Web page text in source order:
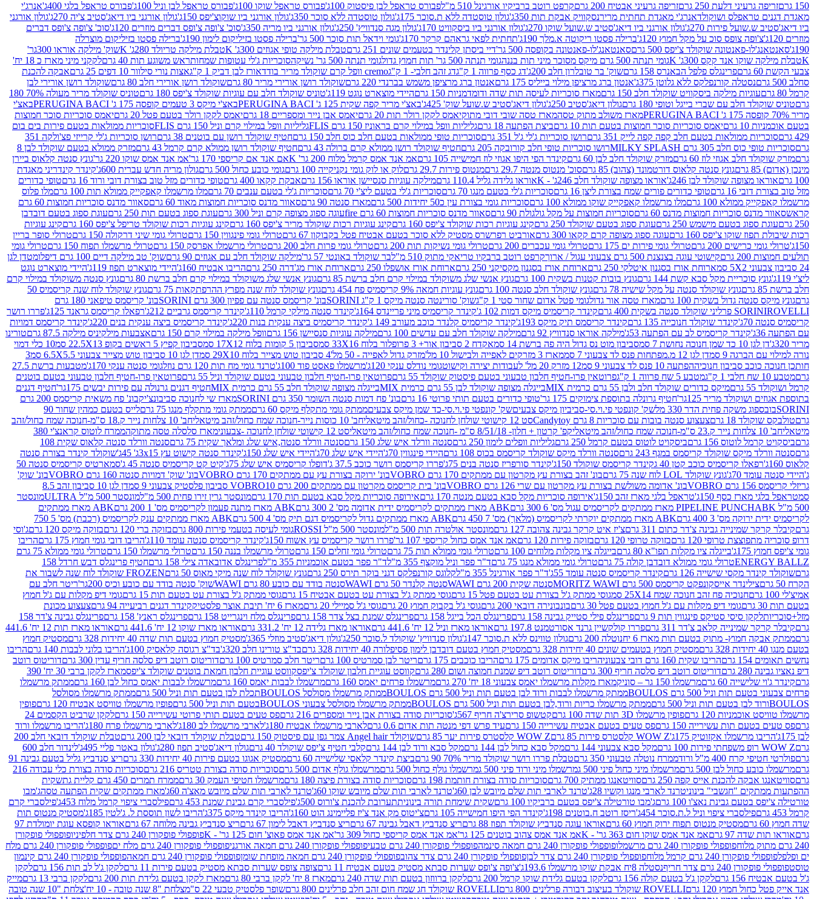
150 גרם
זריפה גרעיני דלעת 250 גרם זריפה גרעיני אבטיח 200 גרם קרפט רוטב ברביקיו אורגינל 510 מ"ל פבורס טראפל לבן פיסטוק 100ג' פבורס טראפל שוקו 100ג' פבורס טראפל לבן וניל 100ג' פבורס טראפל בלגי 400ג'
אנרג'י
מאגדת דגנים טראפלס ושוקולדאנרג'י מאגדת תחתית מרירנסקוויק אבקת תות 350ג' גולון טוסטדה ללא ת.סוכר 175ג' גולון טוסטדה ללא סוכר 350ג' גולון אורגני ביו שוקוצ'יפס 150ג' גולון אורגני ביו דיאג'סטיב צ'יה 270ג'
גולון אורגני
ביו דיאג'סטיב ש.שועל פירות 270ג'
גולון אורגני ביו דיאג'סטיב ש.שועל שוקו 270ג' גולון אורגני ביו ביסקוויט 170ג' גולון מגה סנדוויץ' 250ג' גולון אורגני ביו מריה 350ג' סוכ' צ'ופה צ'ופס דברים מוזרים 120ג'
סוכ' צ'ופה צ'ופס דברים
מוזרים 120ג'
צ'ופה צופס סוכ על מקל חמוץ 120ג' ברילה פסטו ריקוטה א.מלך 190ג' תחתית לפאי גראהם קרקר 170ג' גומי וידאל תות סוכר 500 גר' ברילה פסטו בזיליקום לימון 190ג'
ברילה פסטו בזיליקום מוצרלה
190ג' סאנטאנג'לו-פאנטונה שוקולד צ'יפס 500 גרם סאנטאנג'לו-פאנטונה בקופסה 500 גר' דיי ביסתן קלינדר בטעמים שונים 251 גרם טבלת מילקה טופי אגוזים 300ג' K טבלת מילקה טריולד 280ג' K
שוק' מילקה אוראו 300גר'
Kטבלת מילקה שוקו אנד קקס 300ג' K גומי תנתה 500 גרם מיקס מסוכר מיני תות בננה גומי תנתה 500 גר' תות חמוץ גדול גומי תנתה 500 גר' נשיקה סוכריות ג'לי עטופות שמחותראש משוגע תות 40 גרם
לקקני מיני מארז כ 18 יח'
צבעי הקשת 60 גרם
פרינגלס פלפל הבאנרס 158 גרם שוק' בר טובלרון חלב 200ג' דג כסף פרווה 1 ק"ג דג זהב חלבי- 1 ק"ג cremo וופל קרם שוקולד מריר בודד אורז לבן דביק 1 ק"ג אצות נורי סילוור 10 דפים 25 גרם
אבקה להכנת
סחלב 500 גרם
נסטלה קורנפלקס ללא גלוטן 375ג' אנטון ברג מרציפן מילוי בייליס 175 גרם אנטון ברג מרציפן משמש בברנדי 220 גרם שוקולד רושן אורירי מריר 80 גרם שוקולד רושן אורירי חלב 80 גרם
שוקולד רושן אורירי לבן
קרמל 80 גרם
עוגיות מילקה ביסקוויט שוקולד חלב 150 גרם מארז סוכריות לעיסה תות שדה ודומדמניות 150 גרם היידי מוצארט נוגט 119ג' טוניס שוקולד חלב עם עוגיות שוקולד צ'יפס 180 גרם
טוניס שוקולד מריר מעולה 70% 180
גרםטוניס שוקולד חלב עם שברי בייגל וטופי 180 גרם גולון דיאג'סטיב 250ג' גולון דיאג'סטיב ש.שועל שוק' 425ג' באצ'י מריר קפה שקית 125 ג' PERUGINA BACI באצ'י מיקס 3 טעמים קופסה 175 ג' PERUGINA BACI
באצ'י
מריר 70% קופסה 175 ג' PERUGINA BACI
מארז משולב מתוק טסהמארז טסה שובי דובי מתוקיאמס לקקן רולר תות 20 גרם יאמס אבן נייר ומספריים 18 גרם יאמס לקקן רולר בטעם פטל 20 גרם
יאמס סוכריות סוכר חמוצות
בטעם אוכמניות 10 גרם
יאמס סוכריות סוכר חמוצות בטעם תות 10 גרם ביצת הפתעה 18 גרם גליליות וופל במילוי קרם בראוניז 150 גרם FLIS גליליות וופל במילוי קרם וניל 150 גרם FLIS
סוכריות ממולאות בטעם פירות בים בום
429 גרם
סוכריות ממולאות בטעם חלב קפה קפה לייק 351 גרם רושן סוכריות ג'לי ג'ל 351 גרם סוכריות טופי ממולאות בטעם חלב כוס חלב 150 גרם חטיף שוקולד רושן עם בוטנים 38 גרם
רושן סוכריות ג'לי קרייזי פצ'ולקה 351
גרםסוכריות טופי כוס חלב 305 גרם MILKY SPLASH רושו סוכריות טופי חלב קורובקה 205 גרם חטיף שוקולד רושן ממולא קרם ברולה 43 גרם חטיף שוקולד רושן ממולא קרם קרמל 43 גרם
מזרק ממולא בטעם שוקולד לבן 8
גרםמזרק שוקולד חלב אגוזי לוז 60 גרם מזרק שוקולד חלב לבן 60 גרם קינדר הפי היפו אגוזי לוז חמישייה 105 גרם אמ אנד אמס קרמל מלוח 200 גר' K אם אנד אם קריספי 170 גר' אמ אנד אמס שוקו 220 גר'
גונץ סנטה קלאוס ביירן
מינכן (אדום) 85 גרם
גונץ סנטה קלאוס דורטמונד (צהוב) 85 גרם סוכ' מנטוס מנטה 29.7 גרם מנטוס פירות 29.7 גרם לוק או לוק גומי נקניקייה 100 גרם גומי כובע כחול 500 גרם גולון מריה חדש עברית 600ג'
קינדר קינדריני מאגדת
100 גרם
אוראו מצופה שוקולד לבן 246ג' אוראו מצופה שוקולד חלב 246ג' - K אוראו גלידה גליל 110.4 גרם מילקה עוגיות סנסיישן אוראו 156 גרם אבקת קקאו 400 גרם טופי כדורים מזל טוב בצורת דובי ורוד 16 גרם
טופי כדורים
מזל טוב בצורת דובי 16 גרם
טופי כדורים פורים שמח בצורת ליצן 16 גרם סוכריות ג'לי בטעם מנגו 70 גרם סוכריות ג'לי בטעם ליצ'י 70 גרם סוכריות ג'לי בטעם ענבים 70 גרם מלו מרשמלו קאפקייק ממולא תות 100 גרם
מלו פלוס
מרשמלו קאפקייק ממולא 100 גרם
מלו מרשמלו קאפקייק שוקו ממולא 100 גרם סוכריות גומי בצורת עין כ50 יחידות 500 גרם מארז סנטה 90 גרם סאוור מדנס סוכריות חמוצות מאוד 60 גרם
סאוור מדנס סוכריות חמוצות 60 גרם
קראשסאוור מדנס סוכריות חמוצות מדנס 60 גרם סוכריות חמוצות על מקל גולגולת 90 גרם סאוור מדנס סוכריות חמוצות 60 גרם fire עוגה ספוג מצופה קרם וניל 300 גרם עוגת ספוג בטעם תות 250 גרם
עוגת ספוג בטעם דובדבן
250 גרם
עוגת ספוג בטעם מישמש 250 גרם עוגת ספוג בטעם שוקולד 250 גרם קינג עוגיות רכות שוקולד צ'יפס 160 גרם קינג עוגיות רכות שוקולד מריר צ'יפס 160 גרם קינג עוגיות רכות שוקולד טריפל צ'יפס 160 גרם
קינג עוגיות
רכות שיבולת תפוז שוקו צ'יפס 160 גרם
עוגה ספוג מצופה קרם קקאו 300 גרם אורביט רפרשרס מסטיק ללא סוכר בטעם אבטיח פטל בקבוקון 67 גרם טרולי גומי פינגווין 150 גרם טרולי גומי שיני דרקולה 150 גרם
טרולי סופר בריין
150ג' טרולי גומי כרישים 200 גרם טרולי גומי פירות ים 175 גרם טרולי גומי עכברים 200 גרם טרולי גומי נשיקות תות 200 גרם טרולי גומי פרות חלב 200 גרם טרולי מרשמלו אפרסק 150 גרם טרולי מרשמלו תפוח 150 גרם
טרולי גומי
תולעים חמוצות 200 גרם
קישוטי עוגה בצנצנת 500 גרם צבעוני עגול / ארוך קרפט רוטב ברבקיו טריאקי מתוק 510 מ"ל בר שוקולד באונטי 57 גר' מילקה שוקולד חלב עם אגוזים 90 גרם שוק' טב מילקה דיים 100 גרם דיפלומט
דן לגן
24 סביבון צבעוני 5X2 סמ
ארוחת אורז בסגנון איטלקי 250 גרם ארוחת אורז בסגנון מקסיקני 250 גרם ארוחת אורז אושפלו 250 גרם ארוחת אורז מג'דרה 250 גרם הריבו אבטיח 160ג' היידי מוצארט תפוז 119ג'
היידי מוצארט נוגט
ליצ'י 119ג'
גונץ סוכריית מקל סבא קשת 144 גרם גונץ בובות קטנות בשקית 100 גרם גונץ אנשי שלג משוקולד במילוי קרם חלב ברשת 85 גרם גונץ אנשי שלג משוקולד במילוי קרם חלב ברשת 80 גרם
גונץ סנטה משוקולד במילוי קרם
חלב ברשת 85 גרם
גונץ שוקולד סנטה על מקל שישיה 78 גרם גונץ שוקולד חלב סנטה 100 גרם גונץ עוגיות חמאה 9% קריסמיס פח 454 גרם גונץ שוקולד לוח שנה מפרץ ההרפתקאות 75 גרם
גונץ שוקולד לוח שנה קריסמיס 50
גרםגונץ מיקס סנטה גדול בשקית 100 גרם מארז טסה אור גדולגומי פטל אדום שחור סטי 1 ק"ג שוק' סורינטה סנטה מיקס 1 ק"ג SORINI בונ' קריסמס סנטה עם פפיון 300 גרם SORINI
בונ' קריסמס טיפאני 180 גרם
SORINIROVELLI פרליני שוקולד סנטה בשקית 400 גרם קינדר קריסמיס מיקס דמות 102 ג' קינדר קריסמיס מיני פריינדס 164ג' קינדר סנטה מילקי קרמל 110ג' קינדר קריסמס גרביים 212ג' רפאלו קריסמס גראנד 125ג'
פררו רושר
קריסמיס סנטה 70ג'
קינדר שוקולד חנוכייה 135 גרם קינדר קריסמס תיק מיקס 193ג' קינדר קריסמיס קלנדר כוכב מעורב 149 ג' קינדר קריסמיס ביצה ענקית בנות 220ג' קינדר קריסמיס ביצה ענקית בנים 220ג'
קינדר קריסמס דמויות
עם הפתעה 36ג'
קינדר קריסמיס לב עם הפתעה 53ג' מילקה אוראו סנדוויץ 92 גרם מילקה שוקולד חלב עם עדשים 100 גרם מילקה עוגיות סנסיישן 156 גרם וופל מילקה במילוי קרם 150 גרם אצבעות מילקיניס מילקה 87.5 גרם
טורינו
מריר 320ג'
דן לגן 10 כד שמן חנוכה נחושת 7 סמ סביבון מוט נס גדול היה פה ברשת 14 סמ אקדח 2 סביבון אור+ 3 פרופלור בלוח 33X16 סמ סביבון 5 קומות בלוח 17X12 סמ סביבון קפיץ 5 ראשים בקופ 22.5X13 סמ
10 כלי דמוי
נורה למילוי עם הברגה 9 סמ
דן לגן 12 מ.מפתחות פנס לד צבעוני 7 סמ מארז 3 מזרקים לאפייה ולבישול 10 מל' מזרק גדול לאפייה - 50 מל' 4 סביבון טוש מצייר בלוח 29X10 סמ דן לגן 10 סביבון טוש מצייר צבעוני 6.5X5.5 סמ
3
חותכן חנוכה כוכב סביבון חנוכיההפתעה 10 פנס לד צבעוני 9 סמ 12 מזרק 20 מל' לעבודות יצירה וקישוט גומי נודלס ענקי 120ג' מרשמלו פאסט פוד 100ג' טרנד גומי מח תות 120 גרם נוזל גומי סנטה ענקי 170ג'
מטבעות ברשת 27.5
גרםמטבע 10 שח חלבי 1 ק"ג מטבע 5 שח פרווה 1 ק"ג פרוטאין פרו-חטיף חלבון טבעוני בטעם פיסטוק שוקולד 55 גרם פרוטאין פרו-חטיף חלבון טבעוני בטעם שוקולד וניל 55 גרם
פרוטאין פרו-חטיף חלבון טבעוני בטעם בוטנים
קרמל ושוקולד 55 גרם
מיקס כדורים שוקולד חלב ולבן 55 גרם כרמית MIX בייגלה מצופה שוקולד לבן 55 גרם כרמית MIX בייגלה מצופה שוקולד חלב 55 גרם כרמית MIX חטיף דגנים גרנולה עם פירות יבשים 175גר'
חטיף דגנים
בתוספת אגוזים ושוקולד מריר 125גר'
חטיף גרונלה בתוספת צימוקים 175 גר' טופי כדורים בטעם תותי פרוטי 16 גרם בונ' פח דמות סנטה השומר 350 גרם SORINI מארז שי לחנוכה סביבונצ'יק
בונ' פח משאית קריסמס 200 גרם
SORINIבובספוג משקה פחית הדר 330 מל שק' קונפטי פי.וי.סי-סביביון מיקס צבעיםשק' קונפטי פי.וי.סי-כד שמן מיקס צבעיםממתק גומי מתקלף מיקס 60 גרם ממתק גומי מתקלף מנגו 75 גרם
לייס בטעם כמהין שחור 90
גרםטולבקס שוקולד 18 גרם צעצוע סנטה בובות עם סוכריות 8 גרם Candytoy סט 12 קישוטי שולחן לחנוכה -כחול/זהב מיטאלי חב' 10 כוסות נייר-חנוכה שמח כחול/זהב מיטאלי
חב' 10 צלחות נייר ק.18 ס"מ-חנוכה שמח כחול/זהב
מיטאליחב' 10 צלחות נייר ק.23 ס"מ-חנוכה שמח כחול/זהב מיטאלי קפ' קרטון + חלון- 8/51/18 ס"מ -חנוכה שמח כחול/זהב מיטאלי סט 12 קישוטי שולחן לחנוכה -צבעוני מארז סלסלה טסה מתוקה
ממרח לוטוס קראנצ'י 380
גרםביסקויט קרמל לוטוס 156 גרם ביסקויט לוטוס בטעם קרמל 250 גרם גליליות וופלים לימון 250 גרם סנטה וורלד איש שלג 150 גרם סנטה וורלד סנטה,איש שלג ומלאך שקית 75 גרם
סנטה וורלד סנטה קלאוס שקית 108
גרםסנטה וורלד מיקס שוקולד קריסמס במגף 243 גרם סנטה וורלד מיקס שוקולד קריסמס בכוס 108 גרם היידי פינגווין 70ג' היידי איש שלג 70ג' היידי איש שלג 150ג' קינדר סנטה קישוט עץ 3x15ג' 45ג'
שוקולד קינדר בצורת סנטה
קלאוס 160ג'
רפאלו קריסמיס כוכב קטן 40 ג קינדר קריסמס שוקולד 150ג' קינדר סורפריז סנטה בנים 75ג' פררו קריסמס רושר כוכב 37.5 ג' דופלו קריסמיס איש שלג 75ג' קיט קט קריסמיס סנטה 45 ג'
סמארטיס קריסמיס סנטה 50
ג'היידי סנטה עומד 70ג' גונץ שוקולד LOL לוח שנה 75 גרם בונ' זהב בצורת עץ מקרטון עם ממתקים 170 גרם VOBRO בונ' ירוקה בצורת עץ עם ממתקים 170 גרם VOBRO בונ' שוק' דמויות סנטה 160 גרם VOBRO
בונ' שוק'
גריזלי קריסמס 156 גרם VOBRO
בונ' אדומה משולשת בצורת עץ מקרטון עם שרי 126 גרם VOBRO בונ' בית קריסמס מקרטון עם ממתקים 200 גרם VOBRO 10 סביבון פלסטיק צבעוני 9 סמ
דן לגן 10 סביבון זהב 8.5
סמטראפל בלגי מארז כסף 150ג' טראפל בלגי מארז זהב 150ג' אירופה סוכריות מקל סבא בטעם מנטה 170 גרם אירופה סוכריות מקל סבא בטעם תות 170 גרם מונסטר גרין זירו פחית 500 מ"ל מונסטר 500 מ"ל ULTRA
מונסטר
500 מ"ל PIPELINE PUNCH
ABK מארז ממתקים לקריסמיס עגול מס' 6 300 גרם ABK מארז ממתקים לקריסמיס ידית אדומה מס' 2 300 גרם ABK מארז מתנה פעמון לקריסמיס מס' 1 200 גרם
ABK מארז ממתקים
לקריסמיס ידית ירוקה מס' 3 400 גרם
ABK מארז ממתקים יוקרתי לקריסמיס (מלאך) מס' 7 450 גרם ABK מארז ממתקים גדול לקריסמיס דגם תיק מס' 4 500 גרם
ABK מארז ממתקים ענק לקריסמיס (רכבת) מס' 5 750
גרםקיבלר קרקר שמינייה גבינה צ'דר כתום 311 גרם צ'יז איט קרקר גבינה צהובה 127 גרם מונסטר אולטרה תות 500 מ"ל מונסטר 500 מ"ל ROSSI גומי לעיסה בטעמי פירות 800 גרם בזוקה ברי 120 גרם בזוקה מיקס 120 גרם
ג'וסי
דרופ סוכריה מתפוצצת טרופי 120 גרם
בזוקה טרופי 120 גרם בזוקה פירות 120 גרם אמ אנד אמס כחול קריספי 107 גר' פררו רושר קריסמיס עץ אשוח 150ג' קינדר קריסמיס סנטה עומד 110ג' הריבו דובי גומי חמוץ 175 גרם
הריבו
גומי צ'יפס חמוץ 175ג'
בייגלה ציו מקלות תפו"א 80 גרם בייגלה ציו מקלות מלוחים 100 גרם טרולי גומי ממולא תות 75 גרם טרולי גומי זחלים 150 גרם טרולי מרשמלו בננה 150 גרם טרולי מרשמלו 150 גרם
טרולי גומי ממולא 75 גרם
ENERGY BALLZטרולי גומי ממולא דובדבן קולה 75 גרם טרולי גומי ממולא מנגו 75 גרם ד"ר פפר וניל מוקצף 355 מ"ל ד"ר פפר בטעם אוכמניות 355 מ"ל פרינגלס אדובאדה צילי 158 גרם
חטיף פרינגלס דבש חרדל 158
גרםשוקולד קינדר מקסי שישייה 126 גרם קינדר קריסמיס סנטה עומד 55ג' ד"ר פפר אורגינל 355 מ"ל קלוגס קורנפלקס דגני בוקר תירס 250 גרם גונץ שוקולד לוח שנה מיקי מאוס 50 גרם
FROZEN שוקולד לוח שנה לשבור את
הקרח 50 גרם
צילינדר אייסקונפקט קריסמס 500 גרם MORITZ WAWI סנטה שקית 200 גרם WAWI סנטה קלנדר 50 גרם WAWI סנטה בודד עם כובע 80 גרם WAWI שוק' סנטה בודד עם כובע וכיס 200גר'
ריטר חלב עם
אמיצ'לי 100 גרם
חנוכיה פח זהב חנוכה שמח 25X14 סמ גוסי ממתק ג'ל בצורת עט בטעם פטל 15 גרם גוסי ממתק ג'ל בצורת עט בטעם אבטיח 15 גרם גוסי ממתק ג'ל בצורת עט בטעם תות 15 גרם
גומי דיפ מקלות עם ג'ל חמוץ
בטעם תות 30 גרם
גומי דיפ מקלות עם ג'ל חמוץ בטעם פטל 30 גרם בונבונירה דובאי 200 גרם גוסי ג'ל בקבוק חמוץ 20 גרם גוסי ג'ל סמיילי 20 גרם מארז 6 יח' תיבת אוצר פלסטיק קינדר דגנים רביעייה 94 גרם
צעצוע מכונת
מזל+סוכריותלקקן סיסי סטיקס פינגווין תות 9 גרם פרינגלס פילי סטייק גבינה 158 גרם פרינגלס הכל בייגל 158 גרם פרינגלס שמנת בצל צדר 158 גרם פרינגלס מלח וינגרייט 158 גרם פרינגלס ראנץ' 158 גרם
פרינגלס גבינה צ'דר 158
גרםקיבלר קרקר שמינייה קלאב צ'דר 311 גרם פררו קולקשיין גרנד אסורטמנט 197.8 גרם אוראו מארז וניל 12 יח' 441.6 גרם אוראו מארז גלידה 12 יח' 331.2 גרם אוראו מארז שוקו 12 יח' 441.6 גרם
אוראו מארז תות 12 יח' 441.6
גרםממתק אבקה חמוץ- מתוק בטעם תות מארז 6 יח נוטלה 200 גרם גולון טווינס ללא ת.סוכר 147ג' גולון סנדוויץ' שוקולד ל.סוכר 250ג' גולון דיאג'סטיב מוזלי 365ג' מסטיק חמוץ בטעם תות שדה 40 יחידות 328 גרם
מסטיק חמוץ
בטעם מנגו 40 יחידות 328 גרם
מסטיק חמוץ בטעמים שונים 40 יחידות 328 גרם מסטיק חמוץ בטעם דובדבן לימון פסיפלורה 40 יחידות 328 גרם בד"צ טורינו חלב 320ג' בד"צ רגוסה קלאסיק 100ג' הריבו בלוני לבבות 140 גרם
הריבו
נחשים תאומים 154 גרם
הריבו שקית 160 גרם דובי צבעוני הריבו מיקס אדומים 175 גרם הריבו כוכבים 175 גרם ריטר לבן סמרטיס 100 גרם ריטר חלב סמרטיס 100 גרם דוריטוס רוטב דיפ סלסה חריף עדין 300 גרם
דוריטוס רוטב
דיפ נאציו גבינה 280 גרם
דוריטוס רוטב דיפ סלסה חריף 300 גרם דוריטוס רוטב דיפ שמנת חמוצה ושום 280 גרם קווסט עוגיית חלבון שוקולד צ'יפסקווסט עוגיית חלבון חמאת בוטנים שוקולד צ'יפס
מארז לקקן ברבי 30 יח' 390
גרםקינדר ג'וי שלישייה 60 גרם מרשמלו 150 גר – סוניק מארז מקלות מרשמלו יאמס צבעוני 18 יח' 270 גרם מרשמלו פרחים יאמס 160 גרם מרשמלו לבבות יאמס 160 גרם מרשמלו לבבות יאמס כחול לבן 160 גרם
ממתק מרשמלו
פרחים צבעוני בטעם תות וניל 500 גרם BOULOS
ממתק מרשמלו לבבות ורוד לבן בטעם תות וניל 500 גרם BOULOS ממתק מרשמלו מסולסל BOULOSתכלת לבן בטעם תות וניל 500 גרם
ממתק מרשמלו מסולסל
BOULOSורוד לבן בטעם תות וניל 500 גרם
ממתק מרשמלו כריות ורוד,לבן בטעם תות וניל 500 גרם BOULOS ממתק מרשמלו מסולסל צבעוני BOULOSבטעם תות וניל 500 גרם פופין מרשמלו טוויסט אבטיח 120 גרם
פופין
מרשמלו טוויסט אוכמניות 120 גרם
פופין מרשמלו 3D תות שדה 100 גרם קטשופ סרירצ'ה חריף 567ג' סוכריות סודה בצורת אבן נייר ומספרים 216 גרם פס טעים בטעם תותי פרוטי עשירייה 150 גרם
לקקן שרביט הקסמים 24
גרםפס טעים בטעם תות עשירייה 150 גרם פס טעים בטעם אבטיח עשירייה 150 גרם עיד פרש דפי מנטה תות אדום 0.6 גרם לארבי מרשמלו אבטיח 180ג' לארבי מרשמלו לב 180ג' לארבי מרשמלו פרח 180ג'
הריבו מרשמלו ורוד
לבן 175ג'
הריבו מרשמלו אקזוטיק 175ג' WOW Z קלסטרס פירות 85 גרם WOW Z קלסטרס פירות יער 85 גרם שוקולד Angel hair צמר גפן עם פיסטוק 150 גרם טבלת שוקולד דובאי לבן 200 גרם
טבלת שוקולד דובאי חלב 200
גרםWOW Z רופ משפחתי פירות 100 גרם מקל סבא צבעוני 144 גרם מקל סבא כחול לבן 144 גרם מקל סבא ורוד לבן 144 גרם קלבי חטיף צ'יפס שוקולד 40 גרם גולון דיאג'סטיב תפוז 280ג' גולון באטר פליי 495ג'
לינדור חלב 600
גרםפולרטי חטיפי קרח 400 מ"ל ורוד ממרח נוטלה טבעוני 350 גרם טבלת פררו רושר שוקולד מריר 70% 90 גרם ביצת קינדר קלאסי שלישייה 60 גרם מסטיק אגוגו בטעם פירות 40 יחידות 330 גרם
ריצ סנדביץ גליל בטעם גבינה 91
גרםמרשמלו כובע כחול לבן 500 גרם מרשמלו מיני כחול פיני 500 ג מרשמלו מיני ורוד פיני 500 ג מרשמלו גולף כחול 500 גרם מרשמלו גולף אדום 500 גרם סוכריות סודה בצורת טטריס 216 גרם
סוכריות סודה בצורת כלי עבודה 216
גרםסוויטאנגו אבקה להכנת אייס קפה 250 גרם סוויטאנגו ממתיק 700 גרם סוכריות סודה בצורת חותמת 198 גרם סוכריות סודה בצורת פיצה 180 גרם מרשמלו חטיפי העמק 30 גרם ממרח תמרים 450 גרם קליית גת
שקית
ההפתעות ממתקים "חגשבי" בינוניטרנד לארבי מנגו וקשיו 28ג' טרנד לארבי תות שלם מיובש לבן 60ג' טרנד לארבי תות שלם מיובש שוקו 60ג' טרנד לארבי תות שלם מיובש מאצ'ה 60ג' מארז ממתקים שקית הפתעה טסהג'מבו
טורטילה צ'יפס בטעם גבינת נאצ'ו 100 גרם
ג'מבו טורטילה צ'יפס בטעם ברביקיו 100 גרם שקית שימחת תורה בינוניתתערובת להכנת צ'ורוס 500ג' פילסברי קרם גבינת שמנת 453 גרם פילסברי ציפוי קרמל מלוח 453ג'
פילסברי קרם
קרמל 453 גרם
פילסברי ציפוי וניל ל.ת.סוכר 454ג' ריסז רוטב ח.בוטנים 198ג' קינדר הפי היפו חמישייה 105 גרם צ'יטוס מק אנד צ'יז פליימינג הוט 160ג' הריבו קינדר מיקס 375ג' הריבו לשון תוססת ל. ג'לטין 185ג'
מסטיק מנטוס תות
שדה חמוץ 60 גרם
מסטיק מנטוס תפוח ירוק חמוץ 60 גרם אוראו עוגה סנדביץ שוקולד תפוז 88 גרם ריצ סנדביץ דאבל גבינה 67 גרם ריצ סנדביץ דאבל לימון 67 גרם ריצ סנדביץ גבינה מלוחה 67 גרם
אוראו קופסא עוגת יומולדת 97
גרםאוראו תות שדה 97 גרם אמ אנד אמס שוקו חום 363 גר' - K אמ אנד אמס צהוב בוטנים 125 גר' אמ אנד אמס קריספי כחול 309 גר' אמ אנד אמס פאוצ' חום 125 גר' - K פופפולי פופקורן 240 גרם צדר חלפיניו
פופפולי פופקורן
240 גרם מתוק מלוח
פופפולי פופקורן 240 גרם מרשמלו פופפולי פופקורן 240 גרם חמאה סינמה פופפולי פופקורן 240 גרם טבעי פופפולי פופקורן 240 גרם חמאה אורגני פופפולי פופקורן 240 גרם מלח ים
פופפולי פופקורן 240 גרם מלח
ים ופלפלפופפולי פופקורן 240 גרם קרמל מלוח פופפולי פופקורן 240 גרם צדר לבן פופפולי פופקורן 240 גרם צדר צהוב פופפולי פופקורן 240 גרם חמאה מופחת שומן פופפולי פופקורן 240 גרם חמאה
פופפולי פופקורן 240 גרם קינמון
טוסטפופפולי פופקורן 240 גרם צדר חריף נסטלה 8יח אבקת שוקו מרשמלו 193.6ג' צ'ופה צ'ופס שערות סבתא מסטיק בטעם אבטיח 11 גרם צופה צופס שערות סבתא מסטיק בטעם פירות 11 גרם לקקן ג'ל לב תות 156 גרם
לקקן
ג'ל בטעם אבטיח 156 גרם
לקקן ג'ל בטעם קולה 156 גרם לקקן בטעם גלידת שוקו קרמל 200 גרם לקקן ברווזון בטעם תות שדה 240 גרם מארז 8 יח' לקקן ברבי 80 גרם מארז לקקן בטעם גלידת תות 200 גרם לקקן ברבי 13 גרם
מייק
אנד אייק פטל כחול חמוץ 120 גרם
ROVELLI שוקולד בעיצוב דבורה פרלינים 800 גרם ROVELLI שוקולד חג שמח חום זהב חלב פרלינים 800 גרם שופר פלסטיק טבעי 22 ס"מ צלחת "8 שנה טובה - 10 יח'
צלחת "10 שנה טובה